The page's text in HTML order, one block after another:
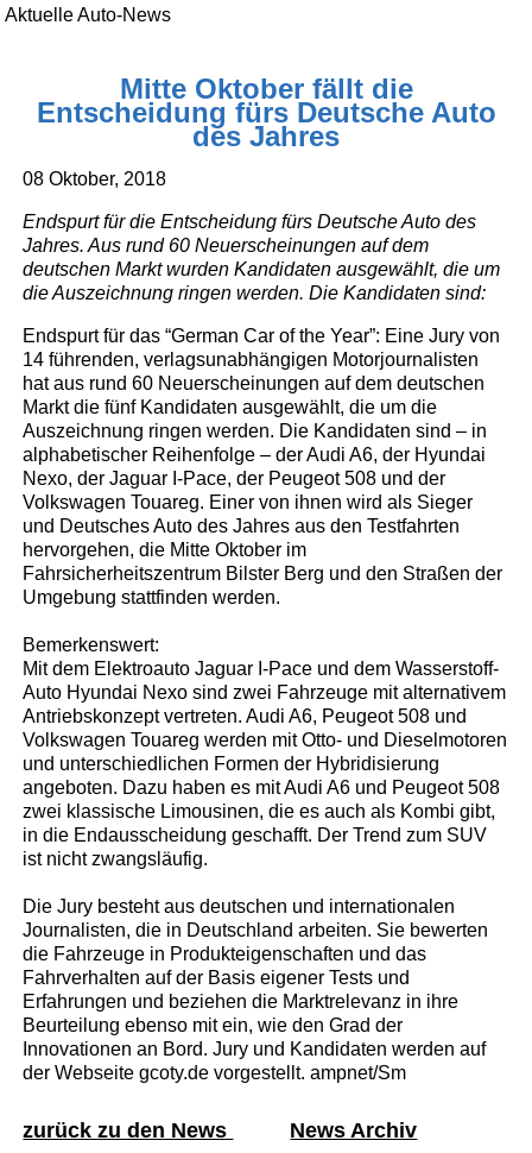
Aktuelle Auto-News
Mitte Oktober fällt die
Entscheidung fürs Deutsche Auto
des Jahres
08 Oktober, 2018
Endspurt für die Entscheidung fürs Deutsche Auto des
Jahres. Aus rund 60 Neuerscheinungen auf dem
deutschen Markt wurden Kandidaten ausgewählt, die um
die Auszeichnung ringen werden. Die Kandidaten sind:
Endspurt für das “German Car of the Year”: Eine Jury von
14 führenden, verlagsunabhängigen Motorjournalisten
hat aus rund 60 Neuerscheinungen auf dem deutschen
Markt die fünf Kandidaten ausgewählt, die um die
Auszeichnung ringen werden. Die Kandidaten sind – in
alphabetischer Reihenfolge – der Audi A6, der Hyundai
Nexo, der Jaguar I-Pace, der Peugeot 508 und der
Volkswagen Touareg. Einer von ihnen wird als Sieger
und Deutsches Auto des Jahres aus den Testfahrten
hervorgehen, die Mitte Oktober im
Fahrsicherheitszentrum Bilster Berg und den Straßen der
Umgebung stattfinden werden.
Bemerkenswert:
Mit dem Elektroauto Jaguar I-Pace und dem Wasserstoff-
Auto Hyundai Nexo sind zwei Fahrzeuge mit alternativem
Antriebskonzept vertreten. Audi A6, Peugeot 508 und
Volkswagen Touareg werden mit Otto- und Dieselmotoren
und unterschiedlichen Formen der Hybridisierung
angeboten. Dazu haben es mit Audi A6 und Peugeot 508
zwei klassische Limousinen, die es auch als Kombi gibt,
in die Endausscheidung geschafft. Der Trend zum SUV
ist nicht zwangsläufig.
Die Jury besteht aus deutschen und internationalen
Journalisten, die in Deutschland arbeiten. Sie bewerten
die Fahrzeuge in Produkteigenschaften und das
Fahrverhalten auf der Basis eigener Tests und
Erfahrungen und beziehen die Marktrelevanz in ihre
Beurteilung ebenso mit ein, wie den Grad der
Innovationen an Bord. Jury und Kandidaten werden auf
der Webseite gcoty.de vorgestellt. ampnet/Sm
zurück zu den News News Archiv